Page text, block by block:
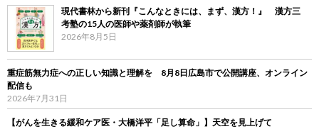
現代書林から新刊『こんなときには、まず、漢方！』 漢方三
考塾の15人の医師や薬剤師が執筆
2026年8月5日
重症筋無力症への正しい知識と理解を 8月8日広島市で公開講座、オンライン
配信も
2026年7月31日
【がんを生きる緩和ケア医・大橋洋平「足し算命」】天空を見上げて